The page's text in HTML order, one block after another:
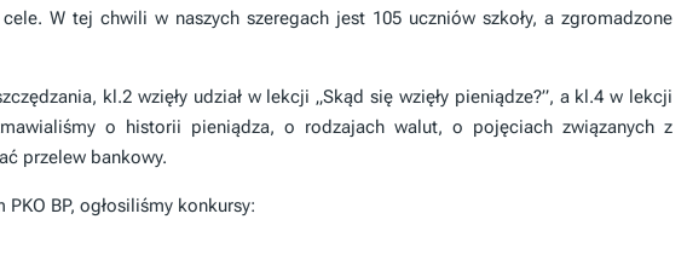
W tej chwili w naszych szeregach jest 105 uczniów szkoły, a zgromadzone
kl.2 wzięły udział w lekcji „Skąd się wzięły pieniądze?”, a kl.4 w lekcji
o historii pieniądza, o rodzajach walut, o pojęciach związanych z
przelew bankowy.
BP, ogłosiliśmy konkursy: